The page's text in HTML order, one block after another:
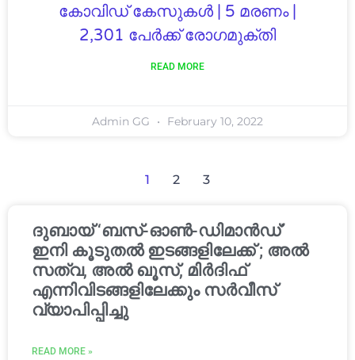
കോവിഡ് കേസുകൾ | 5 മരണം |
2,301 പേർക്ക് രോഗമുക്തി
READ MORE
Admin GG February 10, 2022
1 2 3
ദുബായ് ‘ബസ്-ഓൺ-ഡിമാൻഡ്’
ഇനി കൂടുതൽ ഇടങ്ങളിലേക്ക് ; അൽ
സത്വ, അൽ ഖൂസ്, മിർദിഫ്
എന്നിവിടങ്ങളിലേക്കും സർവീസ്
വ്യാപിപ്പിച്ചു
READ MORE »